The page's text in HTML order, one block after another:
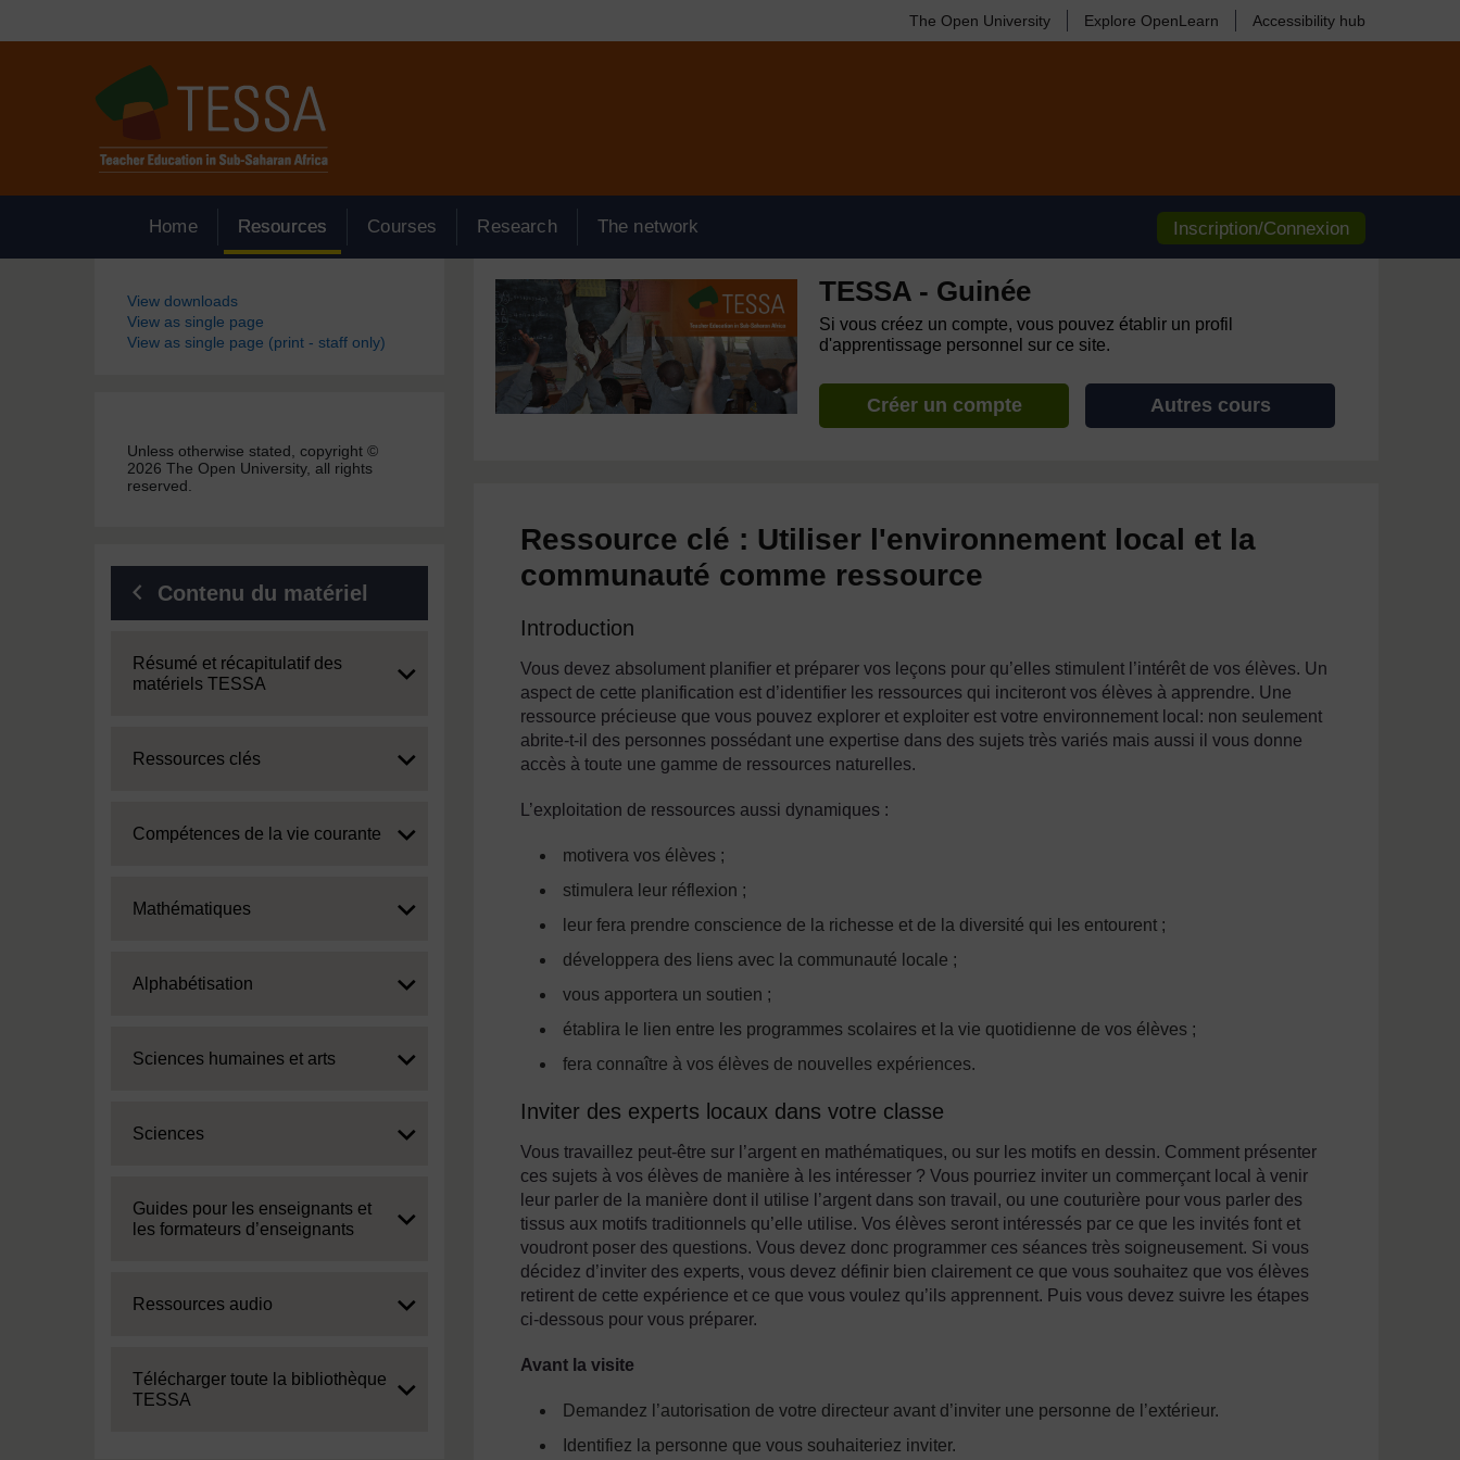
The Open University Explore OpenLearn Accessibility hub
Home Resources Courses Research The network Inscription/Connexion
Blocs
View downloads
View as single page
View as single page (print - staff only)
Unless otherwise stated, copyright ©
2026 The Open University, all rights
reserved.
Contenu du matériel
Expand
Résumé et récapitulatif des
matériels TESSA
Expand
Ressources clés
Expand
Compétences de la vie courante
Expand
Mathématiques
Expand
Alphabétisation
Expand
Sciences humaines et arts
Expand
Sciences
Expand
Guides pour les enseignants et
les formateurs d’enseignants
Expand
Ressources audio
Expand
Télécharger toute la bibliothèque
TESSA
TESSA - Guinée
Si vous créez un compte, vous pouvez établir un profil
d'apprentissage personnel sur ce site.
Créer un compte Autres cours
Ressource clé : Utiliser l'environnement local et la
communauté comme ressource
Introduction
Vous devez absolument planifier et préparer vos leçons pour qu’elles stimulent l’intérêt de vos élèves. Un
aspect de cette planification est d’identifier les ressources qui inciteront vos élèves à apprendre. Une
ressource précieuse que vous pouvez explorer et exploiter est votre environnement local: non seulement
abrite-t-il des personnes possédant une expertise dans des sujets très variés mais aussi il vous donne
accès à toute une gamme de ressources naturelles.
L’exploitation de ressources aussi dynamiques :
motivera vos élèves ;
stimulera leur réflexion ;
leur fera prendre conscience de la richesse et de la diversité qui les entourent ;
développera des liens avec la communauté locale ;
vous apportera un soutien ;
établira le lien entre les programmes scolaires et la vie quotidienne de vos élèves ;
fera connaître à vos élèves de nouvelles expériences.
Inviter des experts locaux dans votre classe
Vous travaillez peut-être sur l’argent en mathématiques, ou sur les motifs en dessin. Comment présenter
ces sujets à vos élèves de manière à les intéresser ? Vous pourriez inviter un commerçant local à venir
leur parler de la manière dont il utilise l’argent dans son travail, ou une couturière pour vous parler des
tissus aux motifs traditionnels qu’elle utilise. Vos élèves seront intéressés par ce que les invités font et
voudront poser des questions. Vous devez donc programmer ces séances très soigneusement. Si vous
décidez d’inviter des experts, vous devez définir bien clairement ce que vous souhaitez que vos élèves
retirent de cette expérience et ce que vous voulez qu’ils apprennent. Puis vous devez suivre les étapes
ci-dessous pour vous préparer.
Avant la visite
Demandez l’autorisation de votre directeur avant d’inviter une personne de l’extérieur.
Identifiez la personne que vous souhaiteriez inviter.